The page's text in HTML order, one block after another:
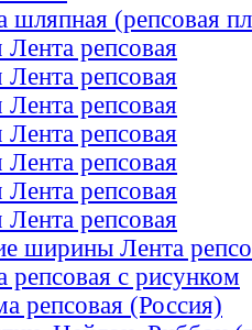
шляпная (репсовая
репсовая
репсовая
репсовая
репсовая
репсовая
репсовая
репсовая
ширины Лента
репсовая с рисунком
репсовая (Россия)